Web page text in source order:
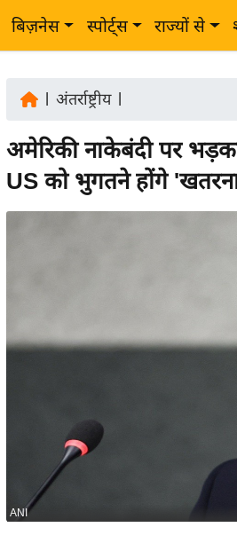
बिज़नेस स्पोर्ट्स राज्यों से
अंतर्राष्ट्रीय|
अमेरिकी नाकेबंदी पर
US को भुगतने होंगे
ANI